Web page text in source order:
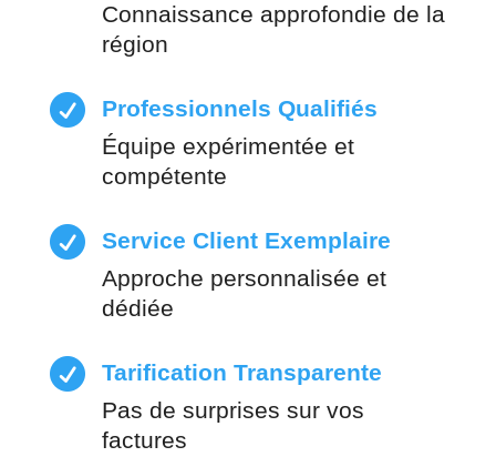
Connaissance approfondie de la
région

Professionnels Qualifiés
Équipe expérimentée et
compétente

Service Client Exemplaire
Approche personnalisée et
dédiée

Tarification Transparente
Pas de surprises sur vos
factures